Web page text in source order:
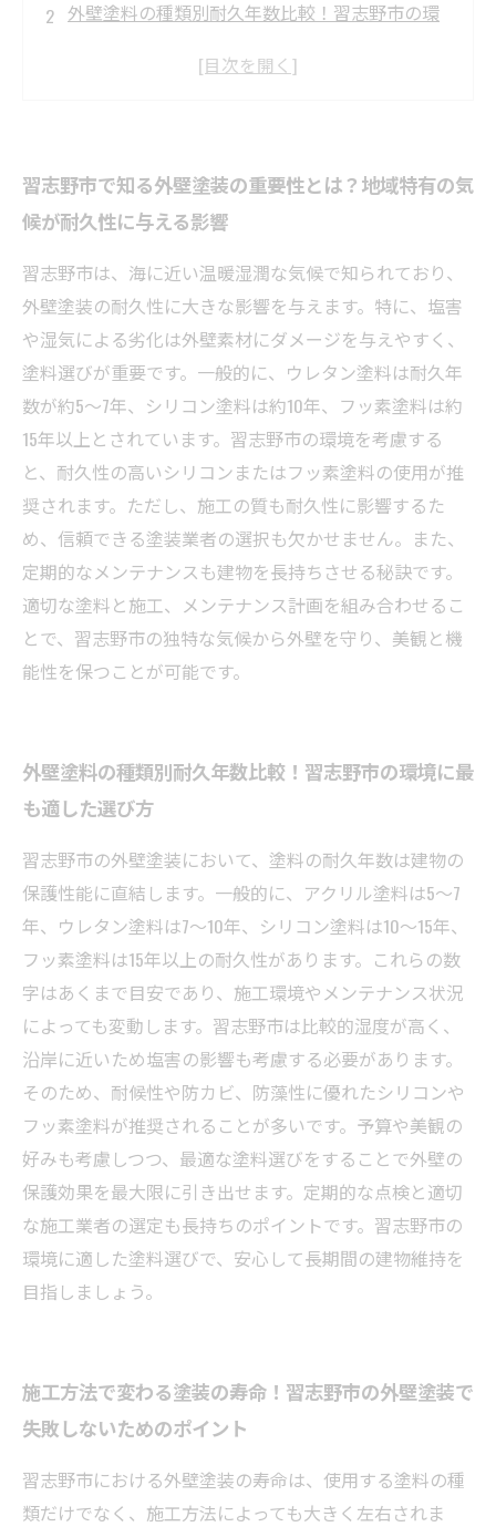
外壁塗料の種類別耐久年数比較！習志野市の環
施工方法で変わる塗装の寿命！習志野市の外壁
スのタイミングとは？実例で解説
習志野市の外壁を長持ちさせるために！最適な
塗料選びと正しい施工のまとめ
習志野市の外壁塗装市場最新動向：耐久性を重
視するならどの業者が選ばれる？
外壁塗装の耐久比較と年数早わかりガイド：習
志野市で失敗しない業者選びのコツ
習志野市で知る外壁塗装の重要性とは？地域特有の気
候が耐久性に与える影響
習志野市は、海に近い温暖湿潤な気候で知られており、
外壁塗装の耐久性に大きな影響を与えます。特に、塩害
や湿気による劣化は外壁素材にダメージを与えやすく、
塗料選びが重要です。一般的に、ウレタン塗料は耐久年
数が約5～7年、シリコン塗料は約10年、フッ素塗料は約
15年以上とされています。習志野市の環境を考慮する
と、耐久性の高いシリコンまたはフッ素塗料の使用が推
奨されます。ただし、施工の質も耐久性に影響するた
め、信頼できる塗装業者の選択も欠かせません。また、
定期的なメンテナンスも建物を長持ちさせる秘訣です。
適切な塗料と施工、メンテナンス計画を組み合わせるこ
とで、習志野市の独特な気候から外壁を守り、美観と機
能性を保つことが可能です。
外壁塗料の種類別耐久年数比較！習志野市の環境に最
も適した選び方
習志野市の外壁塗装において、塗料の耐久年数は建物の
保護性能に直結します。一般的に、アクリル塗料は5～7
年、ウレタン塗料は7～10年、シリコン塗料は10～15年、
フッ素塗料は15年以上の耐久性があります。これらの数
字はあくまで目安であり、施工環境やメンテナンス状況
によっても変動します。習志野市は比較的湿度が高く、
沿岸に近いため塩害の影響も考慮する必要があります。
そのため、耐候性や防カビ、防藻性に優れたシリコンや
フッ素塗料が推奨されることが多いです。予算や美観の
好みも考慮しつつ、最適な塗料選びをすることで外壁の
保護効果を最大限に引き出せます。定期的な点検と適切
な施工業者の選定も長持ちのポイントです。習志野市の
環境に適した塗料選びで、安心して長期間の建物維持を
目指しましょう。
施工方法で変わる塗装の寿命！習志野市の外壁塗装で
失敗しないためのポイント
習志野市における外壁塗装の寿命は、使用する塗料の種
類だけでなく、施工方法によっても大きく左右されま